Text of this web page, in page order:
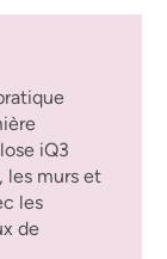
iQ3
les murs et
les
de